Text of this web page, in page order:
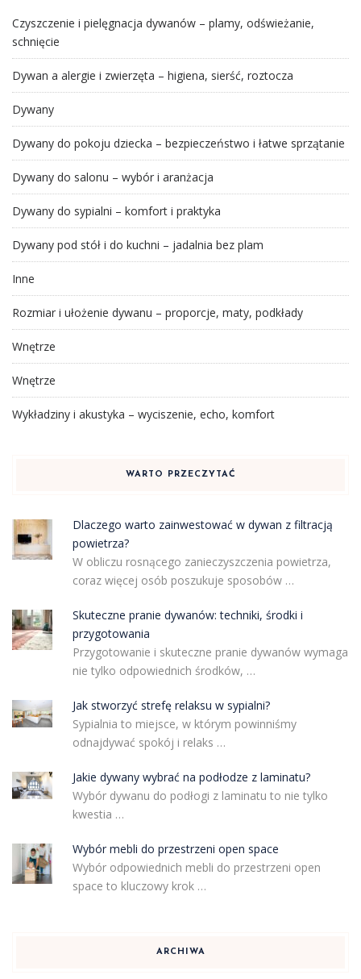
Czyszczenie i pielęgnacja dywanów – plamy, odświeżanie,
schnięcie
Dywan a alergie i zwierzęta – higiena, sierść, roztocza
Dywany
Dywany do pokoju dziecka – bezpieczeństwo i łatwe sprzątanie
Dywany do salonu – wybór i aranżacja
Dywany do sypialni – komfort i praktyka
Dywany pod stół i do kuchni – jadalnia bez plam
Inne
Rozmiar i ułożenie dywanu – proporcje, maty, podkłady
Wnętrze
Wnętrze
Wykładziny i akustyka – wyciszenie, echo, komfort
WARTO PRZECZYTAĆ
Dlaczego warto zainwestować w dywan z filtracją
powietrza?
W obliczu rosnącego zanieczyszczenia powietrza,
coraz więcej osób poszukuje sposobów …
Skuteczne pranie dywanów: techniki, środki i
przygotowania
Przygotowanie i skuteczne pranie dywanów wymaga
nie tylko odpowiednich środków, …
Jak stworzyć strefę relaksu w sypialni?
Sypialnia to miejsce, w którym powinniśmy
odnajdywać spokój i relaks …
Jakie dywany wybrać na podłodze z laminatu?
Wybór dywanu do podłogi z laminatu to nie tylko
kwestia …
Wybór mebli do przestrzeni open space
Wybór odpowiednich mebli do przestrzeni open
space to kluczowy krok …
ARCHIWA